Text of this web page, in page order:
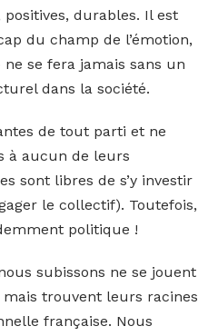
durables. Il est
du champ de l’émotion,
se fera jamais sans un
dans la société.
de tout parti et ne
à aucun de leurs
sont libres de s’y investir
le collectif). Toutefois,
politique !
subissons ne se jouent
trouvent leurs racines
française. Nous